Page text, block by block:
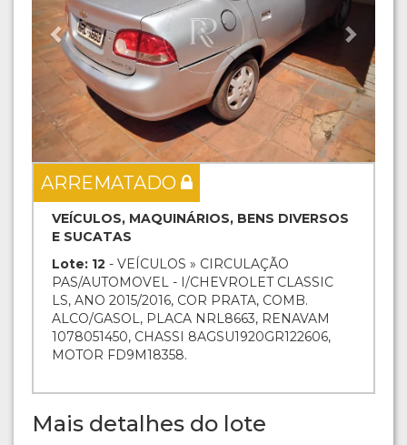
ARREMATADO
VEÍCULOS, MAQUINÁRIOS, BENS DIVERSOS
E SUCATAS
Lote: 12 - VEÍCULOS » CIRCULAÇÃO
PAS/AUTOMOVEL - I/CHEVROLET CLASSIC
LS, ANO 2015/2016, COR PRATA, COMB.
ALCO/GASOL, PLACA NRL8663, RENAVAM
1078051450, CHASSI 8AGSU1920GR122606,
MOTOR FD9M18358.
Mais detalhes do lote